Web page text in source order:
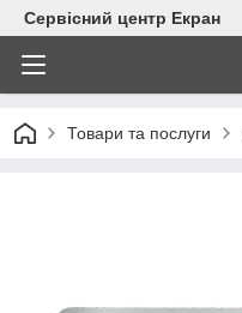
Сервісний центр Екран
Товари та послуги